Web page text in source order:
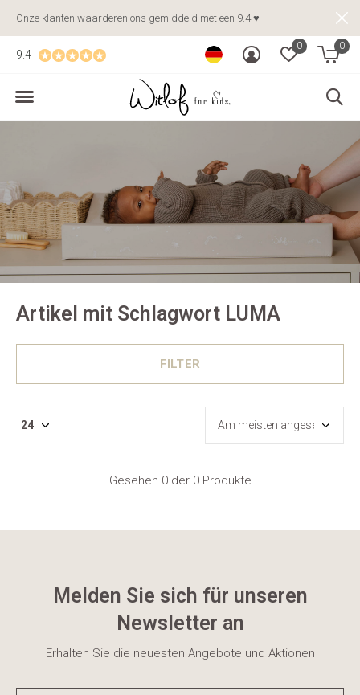
0 0
9.4
Onze klanten waarderen ons gemiddeld met een 9.4 ♥
Artikel mit Schlagwort LUMA
FILTER
Gesehen 0 der 0 Produkte
Melden Sie sich für unseren
Newsletter an
Erhalten Sie die neuesten Angebote und Aktionen